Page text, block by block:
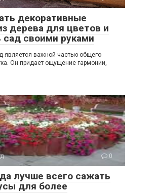
декоративные
дерева для цветов и
сад своими руками
является важной частью общего
Он придает ощущение гармонии,
0
лучше всего сажать
для более